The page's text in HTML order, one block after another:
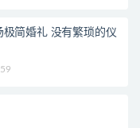
简婚礼 没有繁琐的仪
59